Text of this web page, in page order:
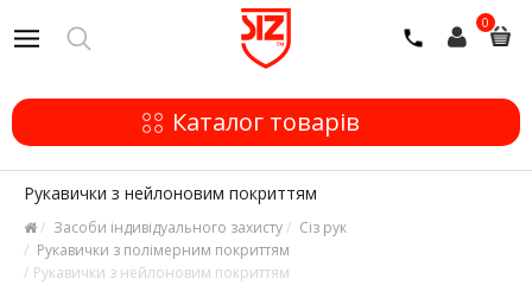
0
Каталог товарів
Рукавички з нейлоновим покриттям
Засоби індивідуального захисту
Сіз рук
Рукавички з полімерним покриттям
Рукавички з нейлоновим покриттям